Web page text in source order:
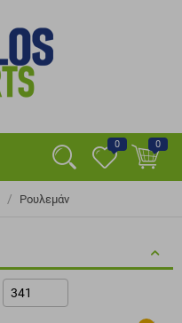
0 0
/ Ρουλεμάν